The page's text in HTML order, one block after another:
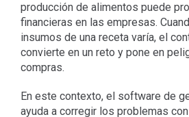
producción de alimentos puede
financieras en las empresas.
insumos de una receta varía, el
convierte en un reto y pone en
compras.
En este contexto, el software de
ayuda a corregir los problemas